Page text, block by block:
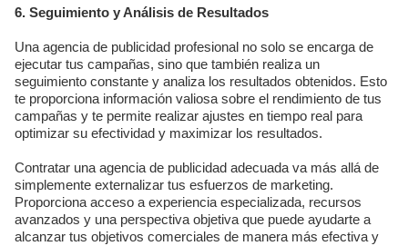
6. Seguimiento y Análisis de Resultados
Una agencia de publicidad profesional no solo se encarga de
ejecutar tus campañas, sino que también realiza un
seguimiento constante y analiza los resultados obtenidos. Esto
te proporciona información valiosa sobre el rendimiento de tus
campañas y te permite realizar ajustes en tiempo real para
optimizar su efectividad y maximizar los resultados.
Contratar una agencia de publicidad adecuada va más allá de
simplemente externalizar tus esfuerzos de marketing.
Proporciona acceso a experiencia especializada, recursos
avanzados y una perspectiva objetiva que puede ayudarte a
alcanzar tus objetivos comerciales de manera más efectiva y